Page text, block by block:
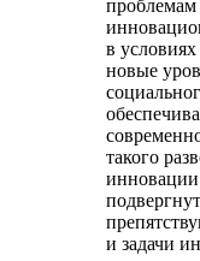
проблемам
в
новые
такого
и задачи